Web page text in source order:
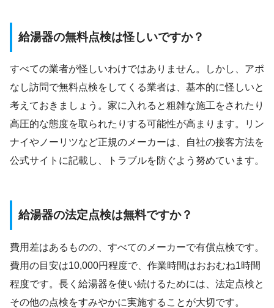
給湯器の無料点検は怪しいですか？
すべての業者が怪しいわけではありません。しかし、アポ
なし訪問で無料点検をしてくる業者は、基本的に怪しいと
考えておきましょう。家に入れると粗雑な施工をされたり
高圧的な態度を取られたりする可能性が高まります。リン
ナイやノーリツなど正規のメーカーは、自社の接客方法を
公式サイトに記載し、トラブルを防ぐよう努めています。
給湯器の法定点検は無料ですか？
費用差はあるものの、すべてのメーカーで有償点検です。
費用の目安は10,000円程度で、作業時間はおおむね1時間
程度です。長く給湯器を使い続けるためには、法定点検と
その他の点検をすみやかに実施することが大切です。